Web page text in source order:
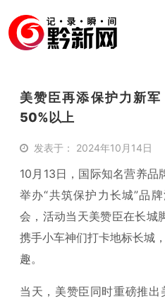
美赞臣再添保护力新
50%以上
发表于： 2024年10月14日
10月13日，国际知名营养
举办“共筑保护力长城”品
会，活动当天美赞臣在长城
携手小车神们打卡地标长城
趣。
当天，美赞臣同时重磅推